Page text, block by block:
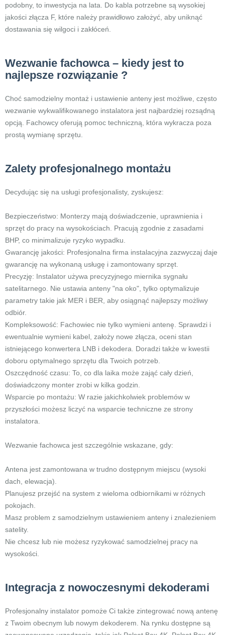
podobny, to inwestycja na lata. Do kabla potrzebne są wysokiej
jakości złącza F, które należy prawidłowo założyć, aby uniknąć
dostawania się wilgoci i zakłóceń.
Wezwanie fachowca – kiedy jest to
najlepsze rozwiązanie ?
Choć samodzielny montaż i ustawienie anteny jest możliwe, często
wezwanie wykwalifikowanego instalatora jest najbardziej rozsądną
opcją. Fachowcy oferują pomoc techniczną, która wykracza poza
prostą wymianę sprzętu.
Zalety profesjonalnego montażu
Decydując się na usługi profesjonalisty, zyskujesz:
Bezpieczeństwo: Monterzy mają doświadczenie, uprawnienia i
sprzęt do pracy na wysokościach. Pracują zgodnie z zasadami
BHP, co minimalizuje ryzyko wypadku.
Gwarancję jakości: Profesjonalna firma instalacyjna zazwyczaj daje
gwarancję na wykonaną usługę i zamontowany sprzęt.
Precyzję: Instalator używa precyzyjnego miernika sygnału
satelitarnego. Nie ustawia anteny "na oko", tylko optymalizuje
parametry takie jak MER i BER, aby osiągnąć najlepszy możliwy
odbiór.
Kompleksowość: Fachowiec nie tylko wymieni antenę. Sprawdzi i
ewentualnie wymieni kabel, założy nowe złącza, oceni stan
istniejącego konwertera LNB i dekodera. Doradzi także w kwestii
doboru optymalnego sprzętu dla Twoich potrzeb.
Oszczędność czasu: To, co dla laika może zająć cały dzień,
doświadczony monter zrobi w kilka godzin.
Wsparcie po montażu: W razie jakichkolwiek problemów w
przyszłości możesz liczyć na wsparcie techniczne ze strony
instalatora.
Wezwanie fachowca jest szczególnie wskazane, gdy:
Antena jest zamontowana w trudno dostępnym miejscu (wysoki
dach, elewacja).
Planujesz przejść na system z wieloma odbiornikami w różnych
pokojach.
Masz problem z samodzielnym ustawieniem anteny i znalezieniem
satelity.
Nie chcesz lub nie możesz ryzykować samodzielnej pracy na
wysokości.
Integracja z nowoczesnymi dekoderami
Profesjonalny instalator pomoże Ci także zintegrować nową antenę
z Twoim obecnym lub nowym dekoderem. Na rynku dostępne są